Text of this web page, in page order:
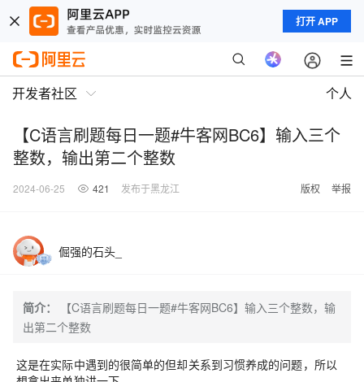
打开 APP
开发者社区 个人
【C语言刷题每日一题#牛客网BC6】输入三个
整数，输出第二个整数
2024-06-25 421 发布于黑龙江 版权 举报
倔强的石头_
简介：
【C语言刷题每日一题#牛客网BC6】输入三个整数，输
出第二个整数
这是在实际中遇到的很简单的但却关系到习惯养成的问题，所以